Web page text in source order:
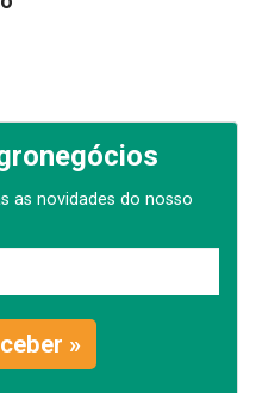
as novidades do nosso
»